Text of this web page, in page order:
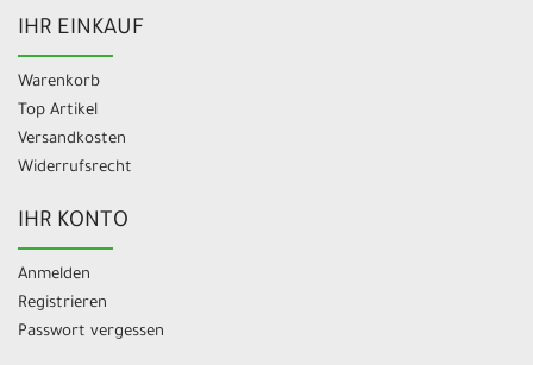
IHR EINKAUF
Warenkorb
Top Artikel
Versandkosten
Widerrufsrecht
IHR KONTO
Anmelden
Registrieren
Passwort vergessen